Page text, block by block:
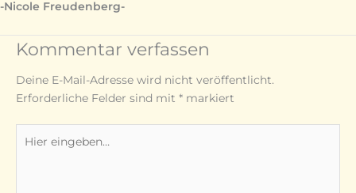
-Nicole Freudenberg-
Kommentar verfassen
Deine E-Mail-Adresse wird nicht veröffentlicht.
Erforderliche Felder sind mit * markiert
eingeben…